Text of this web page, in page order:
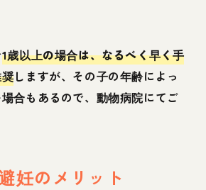
1歳以上の場合は、なるべく早く手
しますが、その子の年齢によっ
合もあるので、動物病院にてご
妊のメリット